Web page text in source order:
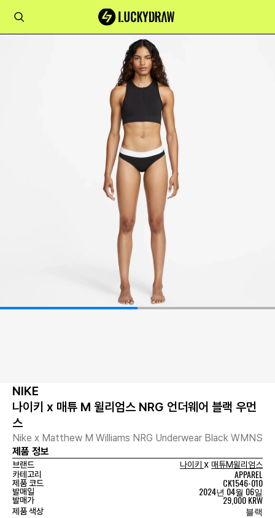
NIKE
나이키 x 매튜 M 윌리엄스 NRG 언더웨어 블랙 우먼
스
Nike x Matthew M Williams NRG Underwear Black WMNS
제품 정보
브랜드 나이키 x 매튜M윌리엄스
카테고리
APPAREL
제품 코드 CK1546-010
발매일 2024년 04월 06일
발매가 29,000 KRW
제품 색상 블랙